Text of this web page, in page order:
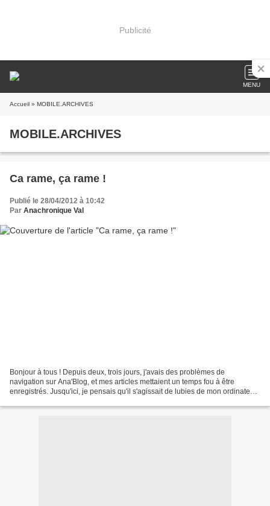
Publicité
MENU
Accueil » MOBILE.ARCHIVES
MOBILE.ARCHIVES
Ca rame, ça rame !
Publié le 28/04/2012 à 10:42
Par Anachronique Val
Bonjour à tous ! Depuis deux, trois jours, j'avais des problèmes de
navigation sur Ana'Blog, et mes articles mettaient un temps fou à être
enregistrés. Jusqu'ici, je pensais qu'il s'agissait de lubies de mon ordinateur,